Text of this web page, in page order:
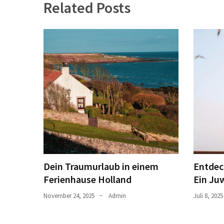
Related Posts
Dein Traumurlaub in einem
Ferienhause Holland
November 24, 2025 Admin
Ein
Juli 8, 2025